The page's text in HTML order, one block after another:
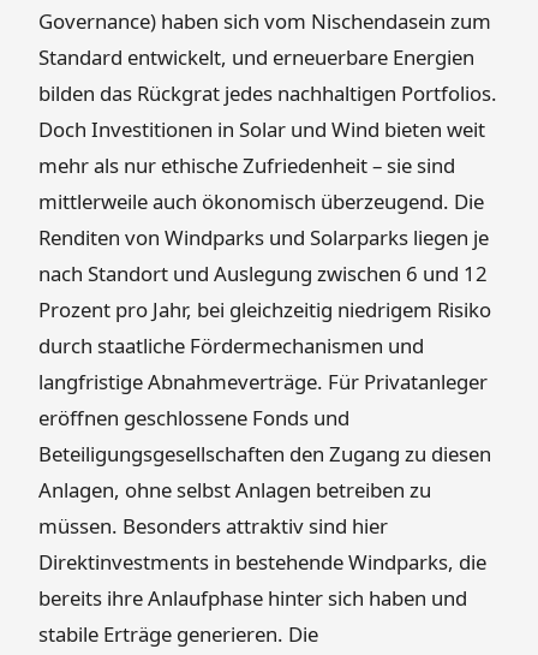
Governance) haben sich vom Nischendasein zum
Standard entwickelt, und erneuerbare Energien
bilden das Rückgrat jedes nachhaltigen Portfolios.
Doch Investitionen in Solar und Wind bieten weit
mehr als nur ethische Zufriedenheit – sie sind
mittlerweile auch ökonomisch überzeugend. Die
Renditen von Windparks und Solarparks liegen je
nach Standort und Auslegung zwischen 6 und 12
Prozent pro Jahr, bei gleichzeitig niedrigem Risiko
durch staatliche Fördermechanismen und
langfristige Abnahmeverträge. Für Privatanleger
eröffnen geschlossene Fonds und
Beteiligungsgesellschaften den Zugang zu diesen
Anlagen, ohne selbst Anlagen betreiben zu
müssen. Besonders attraktiv sind hier
Direktinvestments in bestehende Windparks, die
bereits ihre Anlaufphase hinter sich haben und
stabile Erträge generieren. Die